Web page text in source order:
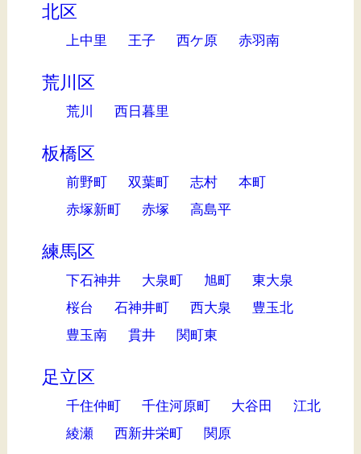
北区
上中里 王子 西ケ原 赤羽南
荒川区
荒川 西日暮里
板橋区
前野町 双葉町 志村
本町
赤塚新町
赤塚 高島平
練馬区
下石神井 大泉町 旭町
東大泉
桜台
石神井町 西大泉
豊玉北
豊玉南
貫井 関町東
足立区
千住仲町 千住河原町 大谷田
江北
綾瀬
西新井栄町 関原